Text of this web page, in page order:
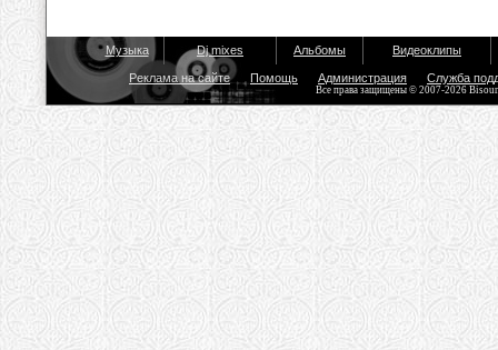
Музыка Dj mixes Альбомы Видеоклипы
Реклама на сайте Помощь Администрация Служба
Все права защищены © 2007-2026